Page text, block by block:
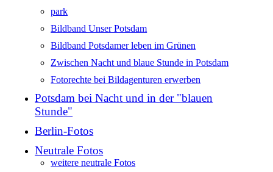
park
Bildband Unser Potsdam
Bildband Potsdamer leben im Grünen
Zwischen Nacht und blaue Stunde in Potsdam
Fotorechte bei Bildagenturen erwerben
Potsdam bei Nacht und in der "blauen
Stunde"
Berlin-Fotos
Neutrale Fotos
weitere neutrale Fotos